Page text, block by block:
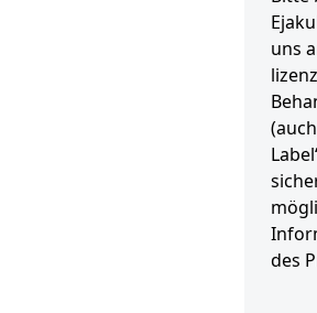
uns
des